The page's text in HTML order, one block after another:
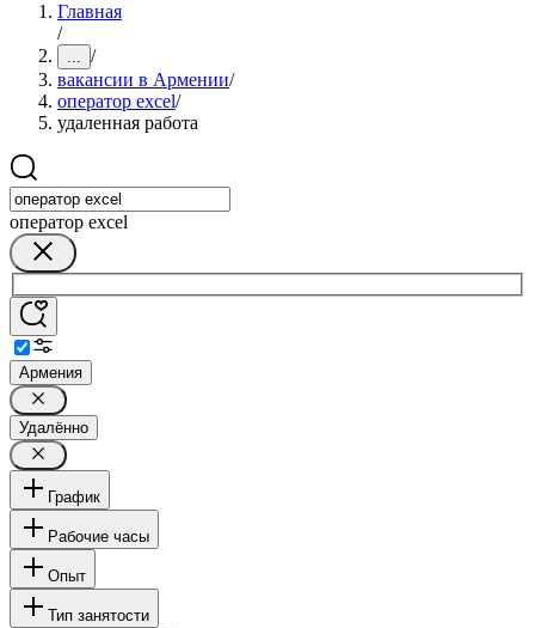
Главная
/
... /
вакансии в Армении/
оператор excel/
удаленная работа
оператор excel
Армения
Удалённо
График
Рабочие часы
Опыт
Тип занятости